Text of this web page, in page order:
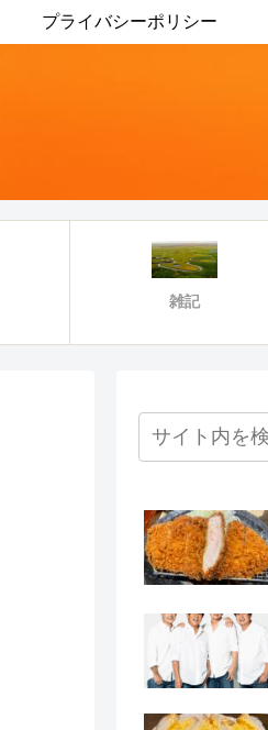
プライバシーポリシー
雑記